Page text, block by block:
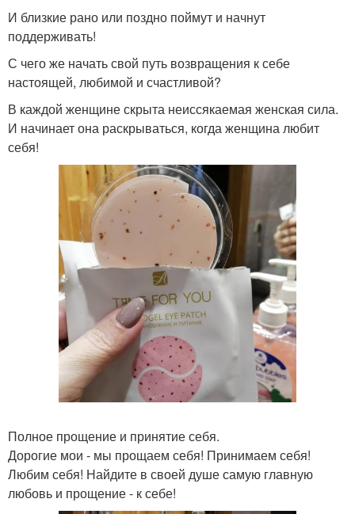
И близкие рано или поздно поймут и начнут
поддерживать!
С чего же начать свой путь возвращения к себе
настоящей, любимой и счастливой?
В каждой женщине скрыта неиссякаемая женская сила.
И начинает она раскрываться, когда женщина любит
себя!
Полное прощение и принятие себя.
Дорогие мои - мы прощаем себя! Принимаем себя!
Любим себя! Найдите в своей душе самую главную
любовь и прощение - к себе!